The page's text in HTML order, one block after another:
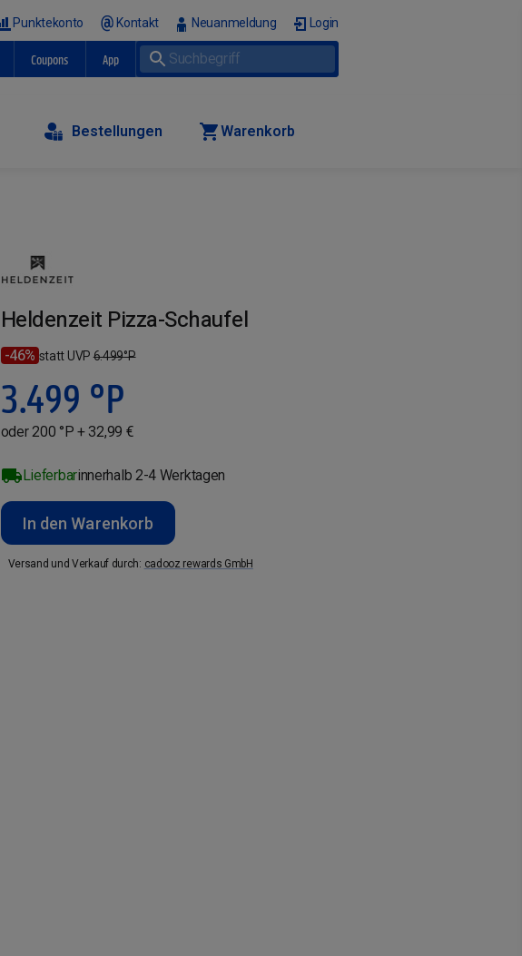
Punktekonto Kontakt Neuanmeldung Login
Coupons App
Bestellungen Warenkorb
Heldenzeit Pizza-Schaufel
-46% statt UVP 6.499°P
3.499 °P
oder 200 °P + 32,99 €
Lieferbarinnerhalb 2-4 Werktagen
In den Warenkorb
Versand und Verkauf durch: cadooz rewards GmbH